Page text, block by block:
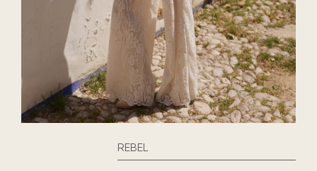
REBEL